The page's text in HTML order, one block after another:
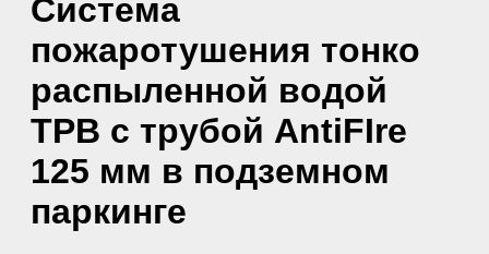
Система
пожаротушения тонко
распыленной водой
ТРВ с трубой AntiFIre
125 мм в подземном
паркинге